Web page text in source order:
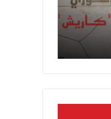
العدوّ
لأبو